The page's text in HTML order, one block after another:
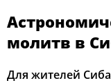
12, Ср
03:32
молитв в
Для жителей